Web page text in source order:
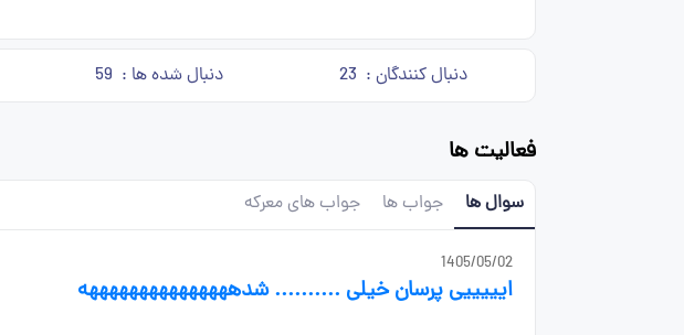
دنبال کنندگان : 23 دنبال شده ها : 59
فعالیت ها
سوال ها جواب ها جواب های معرکه
1405/05/02
ایییییی پرسان خیلی .......... شدهههههههههههههههه